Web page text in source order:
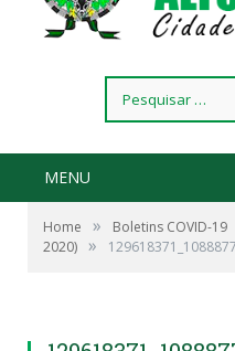
por:
MENU
Home » Boletins COVID-19
2020) »